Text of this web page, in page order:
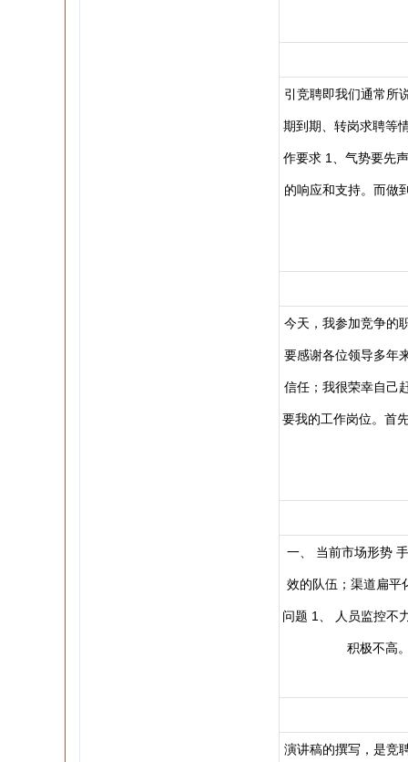
引竞聘即我们通常所
期到期、转岗求聘等
作要求 1、气势要先
的响应和支持。而做
今天，我参加竞争的
要感谢各位领导多年
信任；我很荣幸自己
要我的工作岗位。首
一、 当前市场形势
效的队伍；渠道扁平
问题 1、 人员监控不
积极不高
演讲稿的撰写，是竞